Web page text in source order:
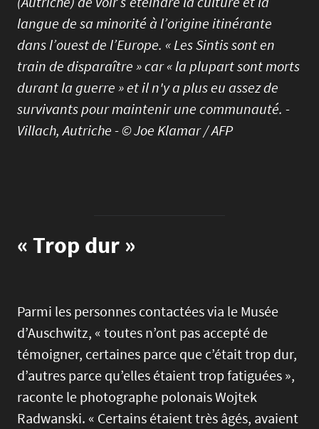
langue de sa minorité à l’origine itinérante
dans l’ouest de l’Europe. « Les Sintis sont en
train de disparaître » car « la plupart sont morts
durant la guerre » et il n'y a plus eu assez de
survivants pour maintenir une communauté. -
Villach, Autriche - © Joe Klamar / AFP
« Trop dur »
Parmi les personnes contactées via le Musée
d’Auschwitz, « toutes n’ont pas accepté de
témoigner, certaines parce que c’était trop dur,
d’autres parce qu’elles étaient trop fatiguées »,
raconte le photographe polonais Wojtek
Radwanski. « Certains étaient très âgés, avaient